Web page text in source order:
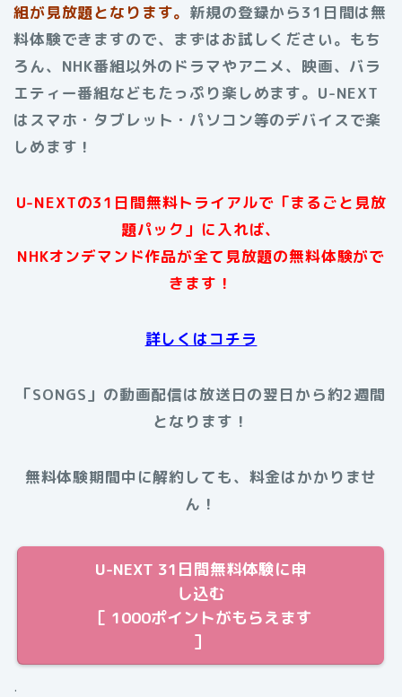
組が見放題となります。 新規の登録から31日間は無
料体験できますので、まずはお試しください。もち
ろん、NHK番組以外のドラマやアニメ、映画、バラ
エティー番組などもたっぷり楽しめます。U-NEXT
はスマホ・タブレット・パソコン等のデバイスで楽
しめます！
U-NEXTの31日間無料トライアルで「まるごと見放
題パック」に入れば、
NHKオンデマンド作品が全て見放題の無料体験がで
きます！
詳しくはコチラ
「SONGS」の動画配信は放送日の翌日から約2週間
となります！
無料体験期間中に解約しても、料金はかかりませ
ん！
U-NEXT 31日間無料体験に申
し込む
［ 1000ポイントがもらえます
］
.